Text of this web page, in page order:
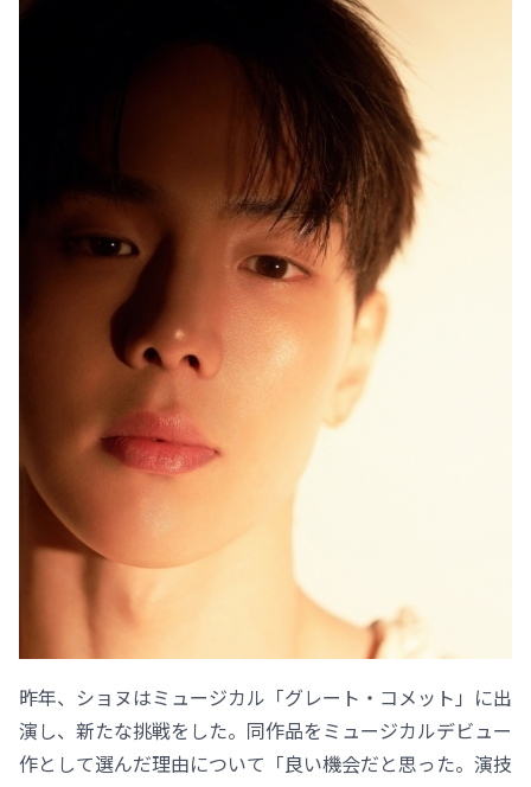
昨年、ショヌはミュージカル「グレート・コメット」に出
演し、新たな挑戦をした。同作品をミュージカルデビュー
作として選んだ理由について「良い機会だと思った。演技